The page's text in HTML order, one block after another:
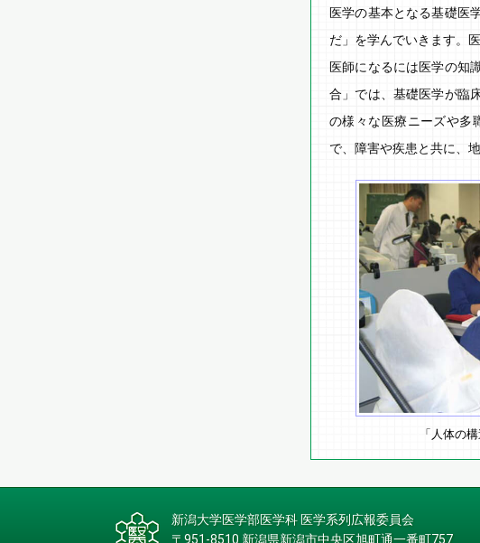
医学の基本となる基礎医
だ」を学んでいきます。
医師になるには医学の知
合」では、基礎医学が臨
の様々な医療ニーズや多
で、障害や疾患と共に、
「人体の
新潟大学医学部医学科 医学系列広報委員会
〒951-8510 新潟県新潟市中央区旭町通一番町757